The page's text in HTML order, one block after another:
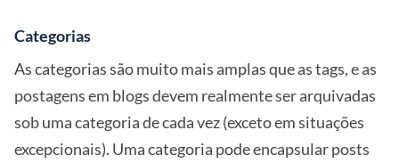
Categorias
As categorias são muito mais amplas que as tags, e as
postagens em blogs devem realmente ser arquivadas
sob uma categoria de cada vez (exceto em situações
excepcionais). Uma categoria pode encapsular posts